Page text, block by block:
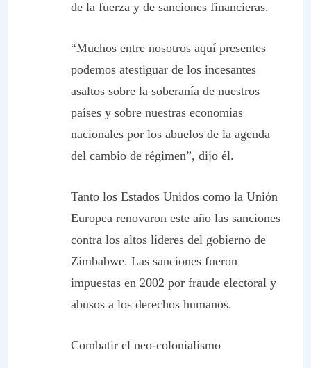
de la fuerza y de sanciones financieras.
“Muchos entre nosotros aquí presentes
podemos atestiguar de los incesantes
asaltos sobre la soberanía de nuestros
países y sobre nuestras economías
nacionales por los abuelos de la agenda
del cambio de régimen”, dijo él.
Tanto los Estados Unidos como la Unión
Europea renovaron este año las sanciones
contra los altos líderes del gobierno de
Zimbabwe. Las sanciones fueron
impuestas en 2002 por fraude electoral y
abusos a los derechos humanos.
Combatir el neo-colonialismo